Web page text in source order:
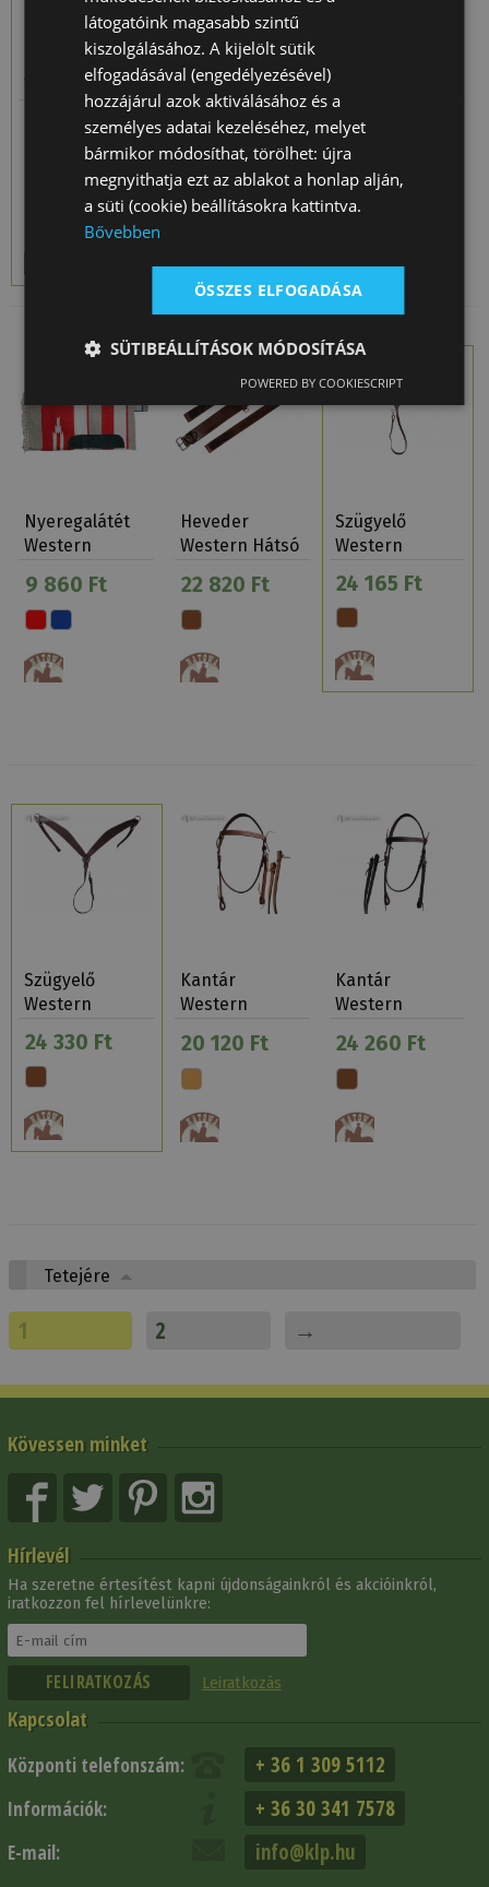
Western Junior
Komple…
119 000
helyett
119 000 Ft
Nyeregalátét
Western
Natowa Műszőr
Szeg…
20 930 Ft
Natowa Műszőr
Póni
18 765 Ft
Nyeregalátét
Western
Pamut
9 860 Ft
Heveder
Western Hátsó
22 820 Ft
Szügyelő
Western
24 165 Ft
Szügyelő
Western
24 330 Ft
Kantár
Western
141
20 120 Ft
Kantár
Western
143
24 260 Ft
Tetejére
1 2 →
Kövessen minket
Hírlevél
Ha szeretne értesítést kapni újdonságainkról és akcióinkról,
iratkozzon fel hírlevelünkre:
Leiratkozás
Kapcsolat
Központi telefonszám: + 36 1 309 5112
Információk: + 36 30 341 7578
E-mail: info@klp.hu
látogatóink magasabb szintű
kiszolgálásához. A kijelölt sütik
elfogadásával (engedélyezésével)
hozzájárul azok aktiválásához és a
személyes adatai kezeléséhez, melyet
bármikor módosíthat, törölhet: újra
megnyithatja ezt az ablakot a honlap alján,
a süti (cookie) beállításokra kattintva.
Bővebben
ÖSSZES ELFOGADÁSA
SÜTIBEÁLLÍTÁSOK MÓDOSÍTÁSA
POWERED BY COOKIESCRIPT